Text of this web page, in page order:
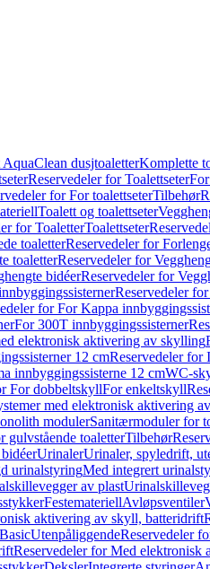
dusjtoaletterKomplette
Reservedeler for Toalettseter
for For toalettseterTilbehør
Toalett og toalettseter
for ToaletterToalettseter
toaletterReservedeler for
toaletterReservedeler for
bidéerReservedeler for
Reservedeler
for For Kappa
For 300T innbyggingssisterner
elektronisk aktivering av skylling
12 cmReservedeler for
innbyggingssisterne 12 cmWC-
For dobbeltskyllFor enkeltskyll
med elektronisk aktivering
modulerSanitærmoduler for
gulvstående toaletterTilbehør
UrinalerUrinaler, spyledrift,
urinalstyringMed integrert
av plast
FestemateriellAvløpsventiler
aktivering av skyll, batteridrift
UtenpåliggendeReservedeler
Reservedeler for Med